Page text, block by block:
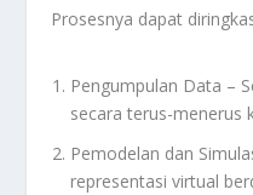
Prosesnya dapat
Pengumpulan Data –
secara terus-menerus
Pemodelan dan
representasi virtual